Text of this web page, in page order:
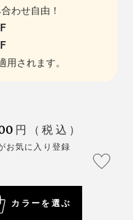
わせ自由！
されます。
円（税込）
お気に入り登録
カラーを選ぶ